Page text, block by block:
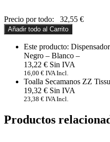
Precio por todo: 32,55 €
Añadir todo al Carrito
Este producto:
Negro – Blanco –
13,22 €
16,00 € IVA Incl.
Toalla Secamanos ZZ
19,32 €
23,38 € IVA Incl.
Productos